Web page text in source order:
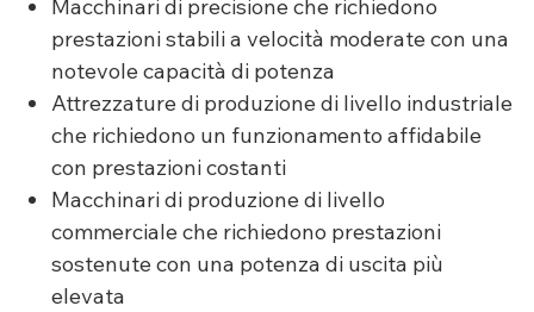
Macchinari di precisione che richiedono
prestazioni stabili a velocità moderate con una
notevole capacità di potenza
Attrezzature di produzione di livello industriale
che richiedono un funzionamento affidabile
con prestazioni costanti
Macchinari di produzione di livello
commerciale che richiedono prestazioni
sostenute con una potenza di uscita più
elevata